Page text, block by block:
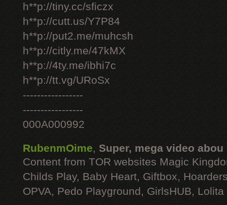
h**p://tiny.cc/sficzx
h**p://cutt.us/Y7P84
h**p://put2.me/muhcsh
h**p://citly.me/47kMX
h**p://4ty.me/ibhi7c
h**p://tt.vg/URoSx
-----------------
-----------------
000A000992
RubenmOime, Super, mega video abou
Content from TOR websites Magic
Childs Play, Baby Heart, Giftbox,
OPVA, Pedo Playground, GirlsHUB, Lolita